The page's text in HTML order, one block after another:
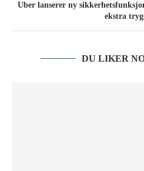
Uber lanserer ny
ekstra
DU LIKER